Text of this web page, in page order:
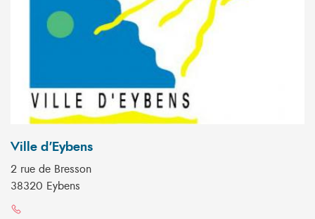
Ville d'Eybens
2 rue de Bresson
38320 Eybens